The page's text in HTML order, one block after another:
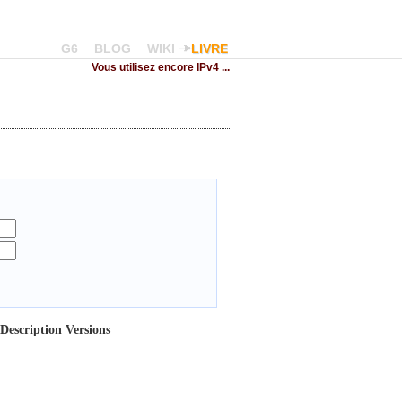
G6 BLOG WIKI LIVRE
Vous utilisez encore IPv4 ...
Description Versions